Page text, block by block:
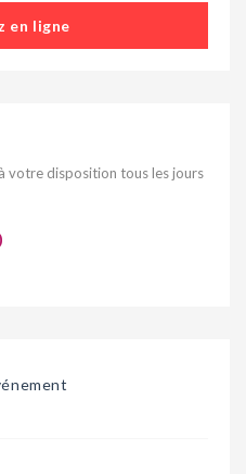
en ligne
votre disposition tous les jours